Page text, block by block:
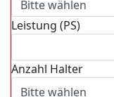
Leistung (PS)
Anzahl Halter